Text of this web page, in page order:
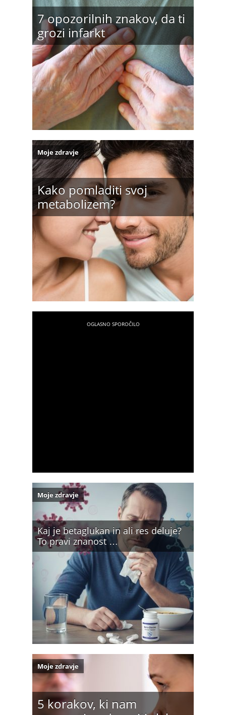
7 opozorilnih znakov, da ti
grozi infarkt
Kako pomladiti svoj
metabolizem?
Moje zdravje
Kaj je betaglukan in ali res deluje?
To pravi znanost …
Moje zdravje
5 korakov, ki nam
Moje zdravje